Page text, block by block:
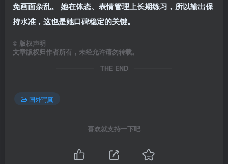
免画面杂乱。 她在体态、表情管理上长期练习，所以输出保
持水准，这也是她口碑稳定的关键。
© 版权声明
文章版权归作者所有，未经允许请勿转载。
THE END
国外写真
喜欢就支持一下吧